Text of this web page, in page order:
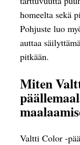
homeelta sekä
Pohjuste luo
auttaa
pitkään.
Miten
Valtti Color -